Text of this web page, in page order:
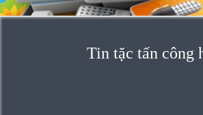
Tin tặc tấn công